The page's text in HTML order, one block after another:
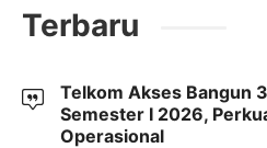
Terbaru
Telkom Akses Bangun
Semester I 2026,
Operasional